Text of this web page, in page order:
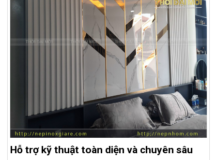
Hỗ trợ kỹ thuật toàn diện và chuyên sâu